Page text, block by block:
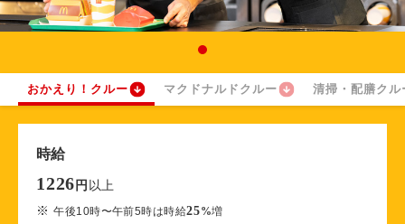
おかえり！クルー マクドナルドクルー 清掃・配膳クル
時給
1226 円 以上
※午後10時〜午前5時は時給25%増